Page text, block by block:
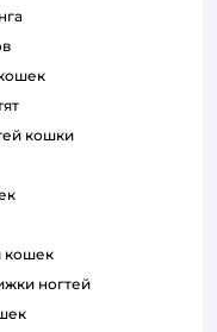
кошки
кошек
ногтей